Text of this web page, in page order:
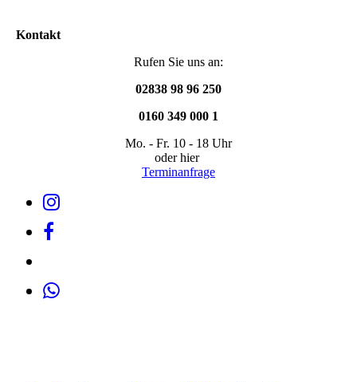
Kontakt
Rufen Sie uns an:
02838 98 96 250
0160 349 000 1
Mo. - Fr. 10 - 18 Uhr
oder hier
Terminanfrage